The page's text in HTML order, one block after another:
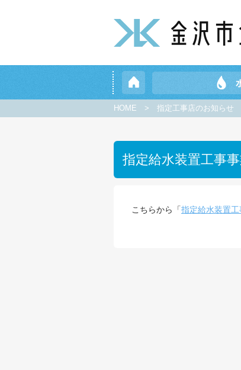
HOME > 指定工事店のお知らせ
指定給水装置工事
こちらから「指定給水装置